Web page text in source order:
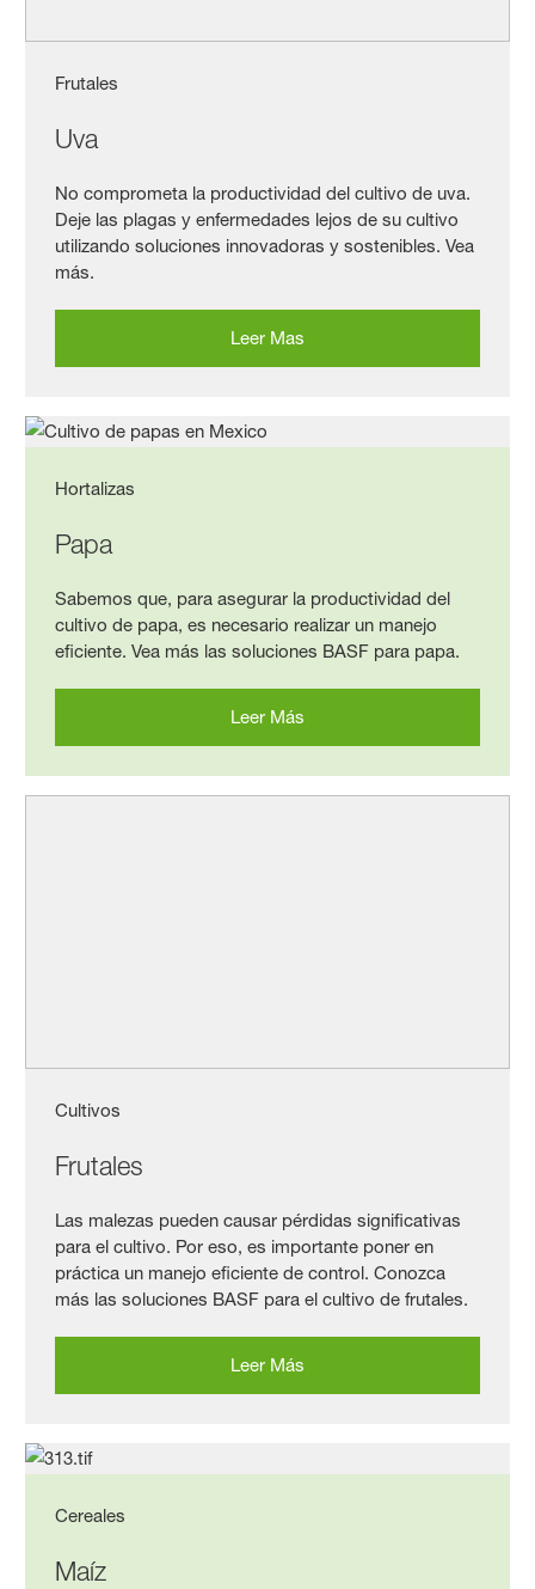
Frutales
Uva
No comprometa la productividad del cultivo de uva.
Deje las plagas y enfermedades lejos de su cultivo
utilizando soluciones innovadoras y sostenibles. Vea
más.
Leer Mas
Hortalizas
Papa
Sabemos que, para asegurar la productividad del
cultivo de papa, es necesario realizar un manejo
eficiente. Vea más las soluciones BASF para papa.
Leer Más
Cultivos
Frutales
Las malezas pueden causar pérdidas significativas
para el cultivo. Por eso, es importante poner en
práctica un manejo eficiente de control. Conozca
más las soluciones BASF para el cultivo de frutales.
Leer Más
Cereales
Maíz